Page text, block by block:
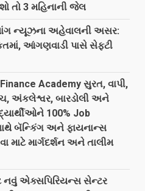
તો 3 મહિનાની જેલ
ન્યૂઝના અહેવાલની અસર:
આંગણવાડી પાસે સેફ્ટી
Academy સુરત, વાપી,
અંકલેશ્વર, બારડોલી અને
100% Job
બૅન્કિંગ અને ફાયનાન્સ
માટે માર્ગદર્શન અને તાલીમ
એક્સપિરિયન્સ સેન્ટર